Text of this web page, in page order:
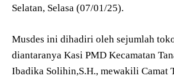
Selatan, Selasa (07/01/25).
Musdes ini dihadiri oleh sejumlah
diantaranya Kasi PMD Kecamatan
Ibadika Solihin,S.H., mewakili Camat